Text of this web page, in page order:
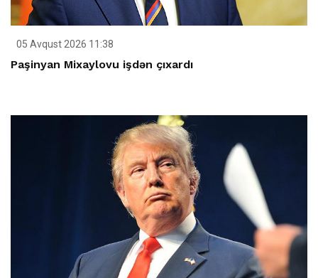
05 Avqust 2026 11:38
Paşinyan Mixaylovu işdən çıxardı